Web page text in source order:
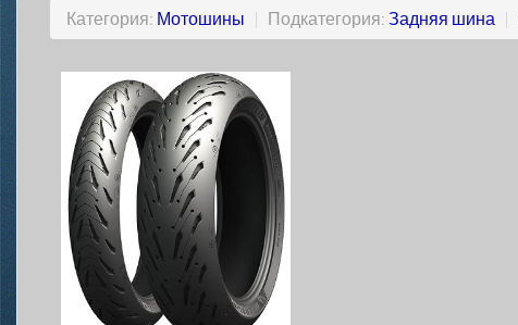
Категория: Мотошины | Подкатегория: Задняя шина |